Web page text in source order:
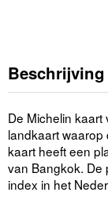
Beschrijving
De Michelin
landkaart
kaart heeft een
van Bangkok. De
index in het